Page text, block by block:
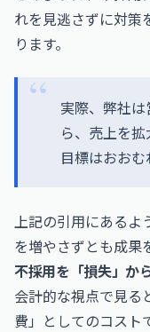
れを見逃さずに対策
ります。
実際、弊社
ら、売上を
目標はおおむ
上記の引用にあるよ
を増やさずとも成果
不採用を「損失」か
会計的な視点で見る
費」としてのコスト